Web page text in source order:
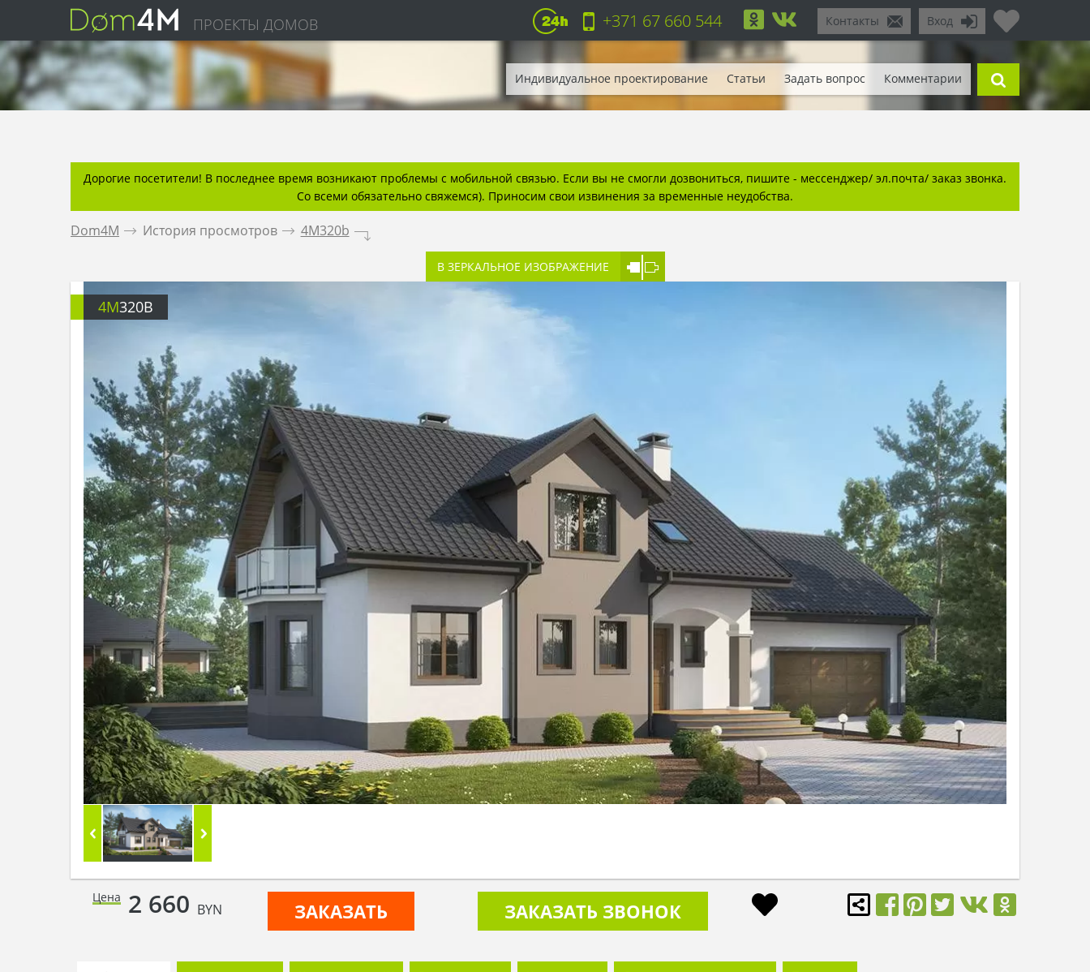
ПРОЕКТЫ ДОМОВ Вход
Контакты
+371 67 660 544
Индивидуальное проектирование Статьи Задать вопрос Комментарии
Дорогие посетители! В последнее время возникают проблемы с мобильной связью. Если вы не смогли дозвониться, пишите - мессенджер/ эл.почта/ заказ звонка.
Со всеми обязательно свяжемся). Приносим свои извинения за временные неудобства.
Dom4M . История просмотров . 4M320b .
В ЗЕРКАЛЬНОЕ ИЗОБРАЖЕНИЕ
4M320B
Цена 2 660 BYN ЗАКАЗАТЬ ЗАКАЗАТЬ ЗВОНОК